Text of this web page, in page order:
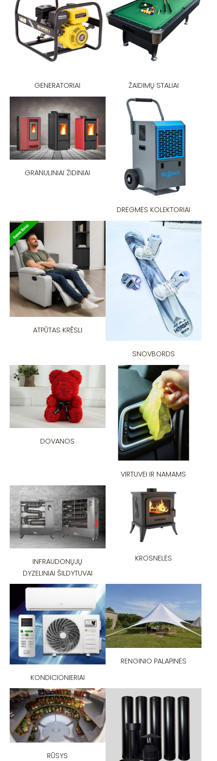
GENERATORIAI ŽAIDIMŲ STALIAI
GRANULINIAI ŽIDINIAI
DRĖGMĖS KOLEKTORIAI
ATPŪTAS KRĒSLI
SNOVBORDS
DOVANOS
VIRTUVEI IR NAMAMS
INFRAUDONŲJŲ
DYZELINIAI ŠILDYTUVAI
KROSNELĖS
KONDICIONIERIAI
RENGINIO PALAPINĖS
RŪSYS